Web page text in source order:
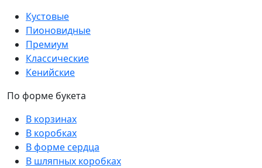
Кустовые
Пионовидные
Премиум
Классические
Кенийские
По форме букета
В корзинах
В коробках
В форме сердца
В шляпных коробках